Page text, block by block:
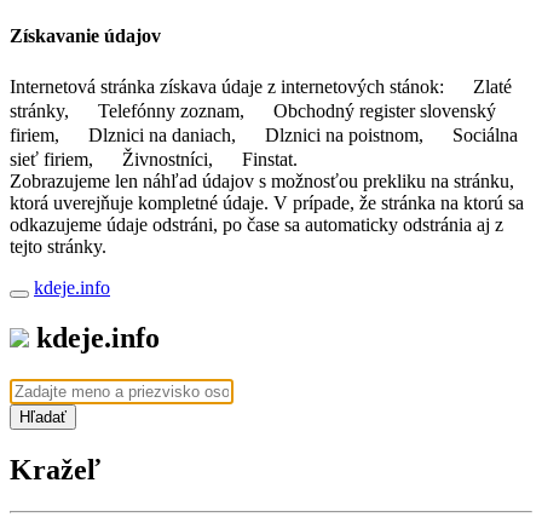
Získavanie údajov
Internetová stránka získava údaje z internetových stánok:
Zlaté
stránky,
Telefónny zoznam,
Obchodný register slovenský
firiem,
Dlznici na daniach, Dlznici na poistnom,
Sociálna
sieť firiem,
Živnostníci,
Finstat.
Zobrazujeme len náhľad údajov s možnosťou prekliku na stránku,
ktorá uverejňuje kompletné údaje. V prípade, že stránka na ktorú sa
odkazujeme údaje odstráni, po čase sa automaticky odstránia aj z
tejto stránky.
kdeje.info
kdeje.info
Hľadať
Kražeľ